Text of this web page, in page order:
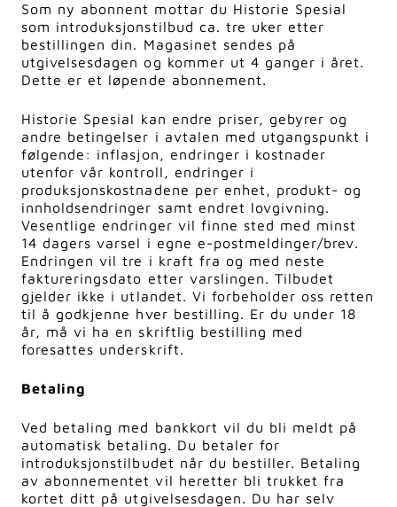
Som ny abonnent mottar du Historie Spesial
som introduksjonstilbud ca. tre uker etter
bestillingen din. Magasinet sendes på
utgivelsesdagen og kommer ut 4 ganger i året.
Dette er et løpende abonnement.
Historie Spesial kan endre priser, gebyrer og
andre betingelser i avtalen med utgangspunkt i
følgende: inflasjon, endringer i kostnader
utenfor vår kontroll, endringer i
produksjonskostnadene per enhet, produkt- og
innholdsendringer samt endret lovgivning.
Vesentlige endringer vil finne sted med minst
14 dagers varsel i egne e-postmeldinger/brev.
Endringen vil tre i kraft fra og med neste
faktureringsdato etter varslingen. Tilbudet
gjelder ikke i utlandet. Vi forbeholder oss retten
til å godkjenne hver bestilling. Er du under 18
år, må vi ha en skriftlig bestilling med
foresattes underskrift.
Betaling
Ved betaling med bankkort vil du bli meldt på
automatisk betaling. Du betaler for
introduksjonstilbudet når du bestiller. Betaling
av abonnementet vil heretter bli trukket fra
kortet ditt på utgivelsesdagen. Du har selv